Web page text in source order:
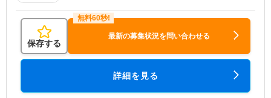
保存する
最新の募集状況を問い合わせる
詳細を見る